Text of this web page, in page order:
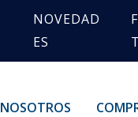
NOVEDAD
ES
NOSOTROS